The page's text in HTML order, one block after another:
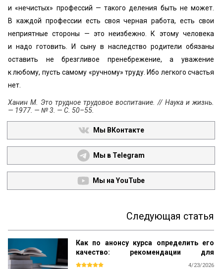
и «нечистых» профессий — такого деления быть не может.
В каждой профессии есть своя черная работа, есть свои
неприятные стороны — это неизбежно. К этому человека
и надо готовить. И сыну в наследство родители обязаны
оставить не брезгливое пренебрежение, а уважение
к любому, пусть самому «ручному» труду. Ибо легкого счастья
нет.
Ханин М. Это трудное трудовое воспитание. // Наука и жизнь.
— 1977. — № 3. — С. 50–55.
Мы ВКонтакте
Мы в Telegram
Мы на YouTube
Следующая статья
Как по анонсу курса определить его
качество: рекомендации для
студентов
4/23/2026